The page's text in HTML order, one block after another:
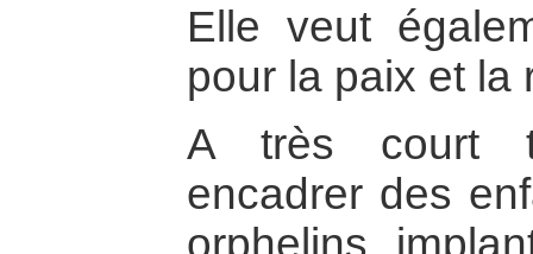
Elle veut
pour la paix et la
A très court
encadrer des
orphelins,